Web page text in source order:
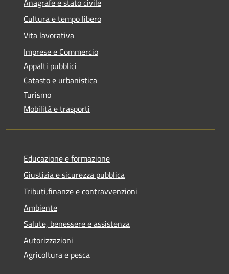
Cultura e tempo libero
Vita lavorativa
Imprese e Commercio
Appalti pubblici
Catasto e urbanistica
Turismo
Mobilità e trasporti
Educazione e formazione
Giustizia e sicurezza pubblica
Tributi,finanze e contravvenzioni
Ambiente
Salute, benessere e assistenza
Autorizzazioni
Agricoltura e pesca